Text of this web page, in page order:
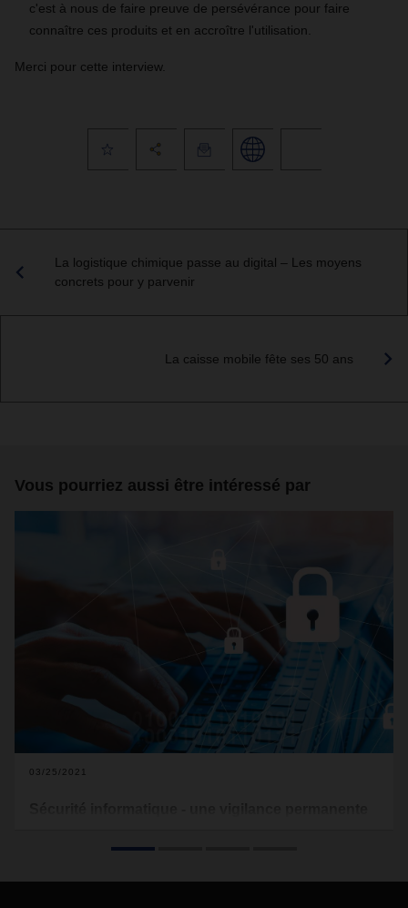
c'est à nous de faire preuve de persévérance pour faire
connaître ces produits et en accroître l'utilisation.
Merci pour cette interview.
La logistique chimique passe au digital – Les moyens
concrets pour y parvenir
La caisse mobile fête ses 50 ans
Vous pourriez aussi être intéressé par
03/25/2021